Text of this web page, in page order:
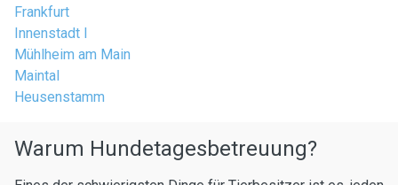
Frankfurt
Innenstadt I
Mühlheim am Main
Maintal
Heusenstamm
Warum Hundetagesbetreuung?